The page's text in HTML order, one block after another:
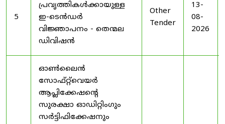
5
പ്രവൃത്തികൾക്കായുള്ള
ഇ-ടെൻഡർ
വിജ്ഞാപനം - തെന്മല
ഡിവിഷൻ
Other
Tender
13-
08-
2026
ഓൺലൈൻ
സോഫ്റ്റ്‌വെയർ
ആപ്ലിക്കേഷന്റെ
സുരക്ഷാ ഓഡിറ്റിംഗും
സർട്ടിഫിക്കേഷനും